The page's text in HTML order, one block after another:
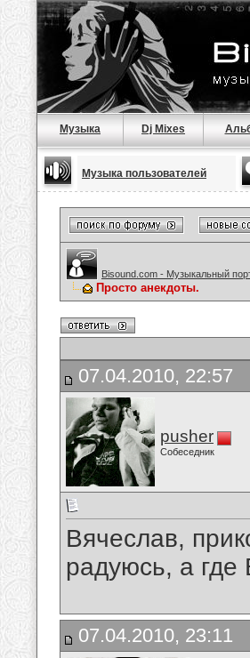
Музыка Dj Mixes
Музыка пользователей
Bisound.com - Музыкальный
Просто анекдоты.
07.04.2010, 22:57
pusher
Собеседник
Вячеслав,
радуюсь, а
07.04.2010, 23:11